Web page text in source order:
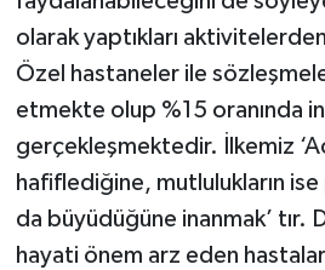
olarak yaptıkları
Özel hastaneler ile
etmekte olup %15 oranında
gerçekleşmektedir. İlkemiz
hafiflediğine, mutlulukların ise
da büyüdüğüne inanmak’ tır.
hayati önem arz eden